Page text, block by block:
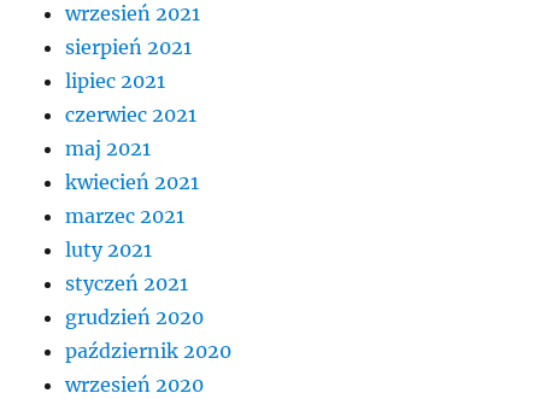
wrzesień 2021
sierpień 2021
lipiec 2021
czerwiec 2021
maj 2021
kwiecień 2021
marzec 2021
luty 2021
styczeń 2021
grudzień 2020
październik 2020
wrzesień 2020